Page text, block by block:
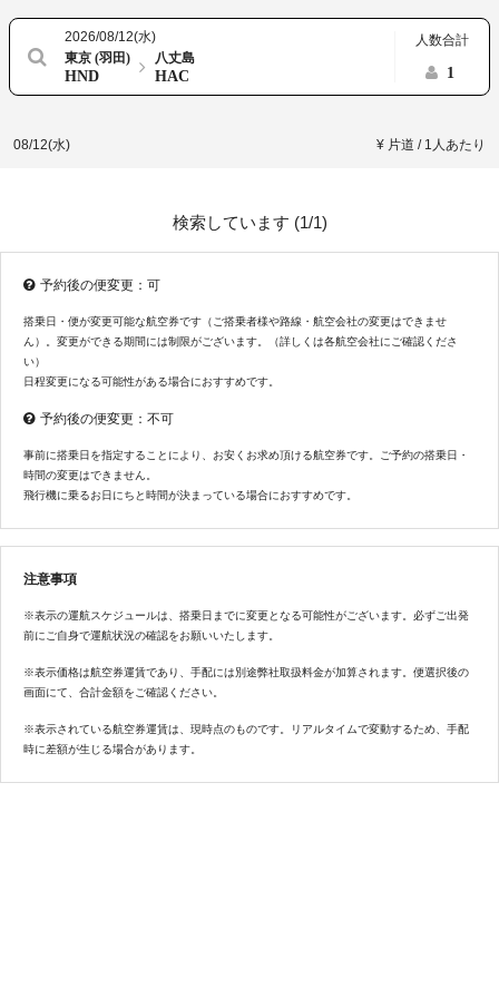
2026/08/12(水)
東京 (羽田)
HND
八丈島
HAC
人数合計
1
08/12(水) ¥ 片道 / 1人あたり
検索しています (1/1)
予約後の便変更：可
搭乗日・便が変更可能な航空券です（ご搭乗者様や路線・航空会社の変更はできませ
ん）。変更ができる期間には制限がございます。（詳しくは各航空会社にご確認くださ
い）
日程変更になる可能性がある場合におすすめです。
予約後の便変更：不可
事前に搭乗日を指定することにより、お安くお求め頂ける航空券です。ご予約の搭乗日・
時間の変更はできません。
飛行機に乗るお日にちと時間が決まっている場合におすすめです。
注意事項
※表示の運航スケジュールは、搭乗日までに変更となる可能性がございます。必ずご出発
前にご自身で運航状況の確認をお願いいたします。
※表示価格は航空券運賃であり、手配には別途弊社取扱料金が加算されます。便選択後の
画面にて、合計金額をご確認ください。
※表示されている航空券運賃は、現時点のものです。リアルタイムで変動するため、手配
時に差額が生じる場合があります。